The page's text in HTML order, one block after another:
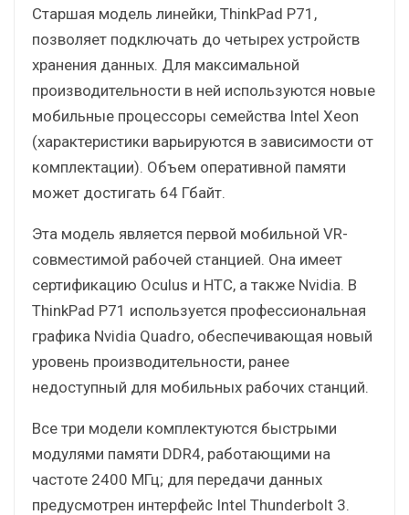
Старшая модель линейки, ThinkPad P71,
позволяет подключать до четырех устройств
хранения данных. Для максимальной
производительности в ней используются новые
мобильные процессоры семейства Intel Xeon
(характеристики варьируются в зависимости от
комплектации). Объем оперативной памяти
может достигать 64 Гбайт.
Эта модель является первой мобильной VR-
совместимой рабочей станцией. Она имеет
сертификацию Oculus и HTC, а также Nvidia. В
ThinkPad Р71 используется профессиональная
графика Nvidia Quadro, обеспечивающая новый
уровень производительности, ранее
недоступный для мобильных рабочих станций.
Все три модели комплектуются быстрыми
модулями памяти DDR4, работающими на
частоте 2400 МГц; для передачи данных
предусмотрен интерфейс Intel Thunderbolt 3.